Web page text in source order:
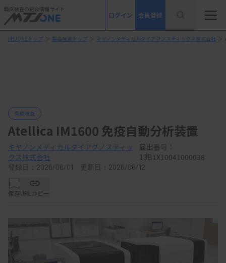
臨床検査の総合情報サイト
ログイン 会員登録
MTJONEトップ ＞ 製品検索トップ ＞ キヤノンメディカルダイアグノスティックス株式会社 ＞
免疫検査
Atellica IM1600 免疫自動分析装置
キヤノンメディカルダイアグノスティッ
クス株式会社
届出番号：
13B1X10041000038
登録日：2026/06/01 更新日：2026/06/12
保存URLコピー